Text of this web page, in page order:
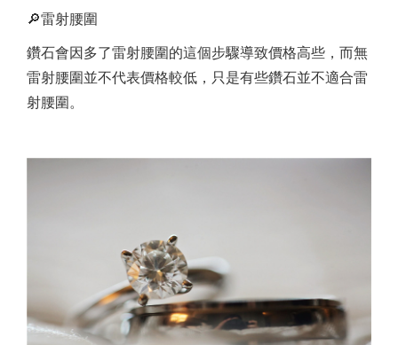
🔎雷射腰圍
鑽石會因多了雷射腰圍的這個步驟導致價格高些，而無
雷射腰圍並不代表價格較低，只是有些鑽石並不適合雷
射腰圍。